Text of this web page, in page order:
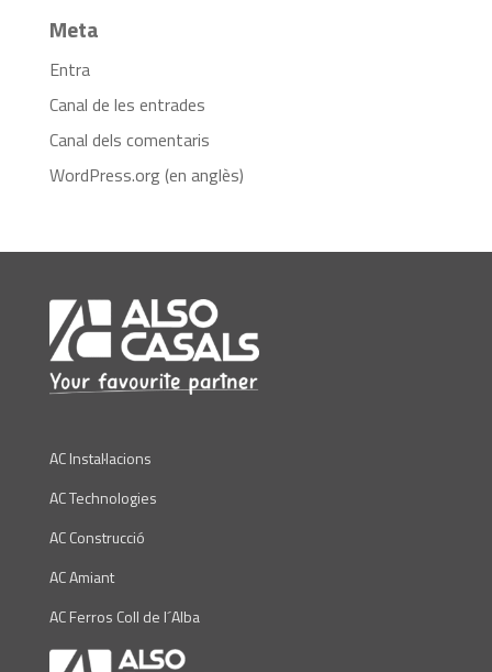
Meta
Entra
Canal de les entrades
Canal dels comentaris
WordPress.org (en anglès)
AC Instal·lacions
AC Technologies
AC Construcció
AC Amiant
AC Ferros Coll de l´Alba